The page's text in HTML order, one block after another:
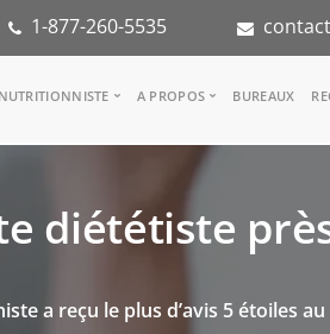
1-877-260-5535
Consulter une nutritionniste
aux entreprises
d'inspiration
A PROPOS
Notre équipe
Notre mission
Partenaires
Carrières
BUREAUX
diététiste
a reçu le plus d’avis 5 étoiles au